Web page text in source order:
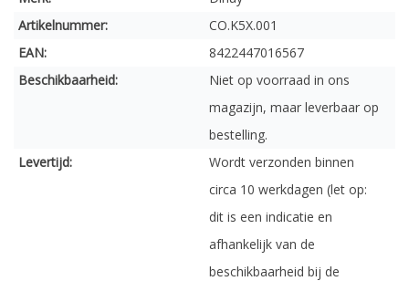
Artikelnummer:
CO.K5X.001
EAN:
8422447016567
Beschikbaarheid:
Niet op voorraad in ons
magazijn, maar leverbaar op
bestelling.
Levertijd:
Wordt verzonden binnen
circa 10 werkdagen (let op:
dit is een indicatie en
afhankelijk van de
beschikbaarheid bij de